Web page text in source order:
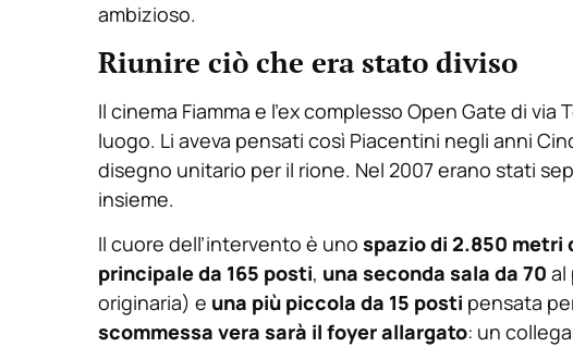
ambizioso.
Riunire ciò che era stato diviso
Il cinema Fiamma e l’ex complesso Open Gate di
luogo. Li aveva pensati così Piacentini negli anni
disegno unitario per il rione. Nel 2007 erano stati
insieme.
Il cuore dell’intervento è uno spazio di 2.850 metri
principale da 165 posti, una seconda sala da 70 al
originaria) e una più piccola da 15 posti pensata
scommessa vera sarà il foyer allargato: un